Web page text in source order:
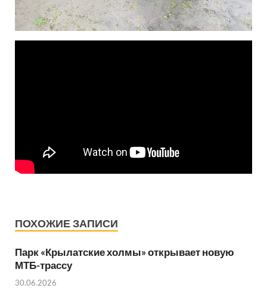
ПОХОЖИЕ ЗАПИСИ
Парк «Крылатские холмы» открывает новую
МТБ-трассу
30.06.2026